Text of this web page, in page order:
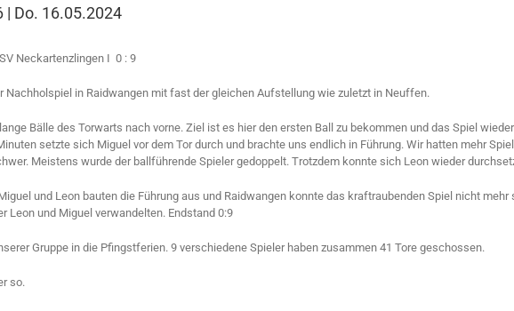
| Do. 16.05.2024
Neckartenzlingen I 0 : 9
Nachholspiel in Raidwangen mit fast der gleichen Aufstellung wie zuletzt in Neuffen.
Bälle des Torwarts nach vorne. Ziel ist es hier den ersten Ball zu bekommen und das Spiel
setzte sich Miguel vor dem Tor durch und brachte uns endlich in Führung. Wir hatten mehr
Meistens wurde der ballführende Spieler gedoppelt. Trotzdem konnte sich Leon wieder
und Leon bauten die Führung aus und Raidwangen konnte das kraftraubenden Spiel nicht
Leon und Miguel verwandelten. Endstand 0:9
Gruppe in die Pfingstferien. 9 verschiedene Spieler haben zusammen 41 Tore geschossen.
so.